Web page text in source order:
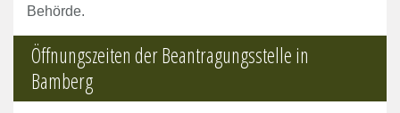
Behörde.
Öffnungszeiten der Beantragungsstelle in
Bamberg